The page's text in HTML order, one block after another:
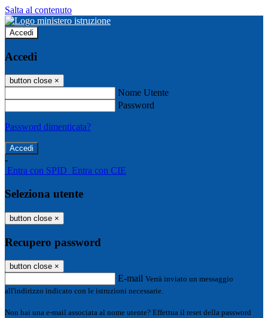
Salta al contenuto
Accedi
Accedi
button close ×
Nome Utente
Password
Password dimenticata?
-
Entra con SPID Entra con CIE
Seleziona utente
button close ×
Recupero password
button close ×
E-mail Verrà inviato un messaggio
all'indirizzo indicato con le istruzioni necessarie.
Non hai una e-mail associata al nome utente? Effettua il reset della password